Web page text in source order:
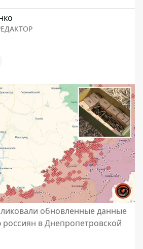
обновленные данные
в Днепропетровской